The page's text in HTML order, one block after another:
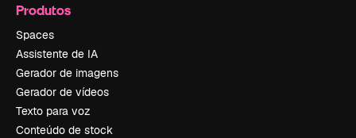
Produtos
Spaces
Assistente de IA
Gerador de imagens
Gerador de vídeos
Texto para voz
Conteúdo de stock